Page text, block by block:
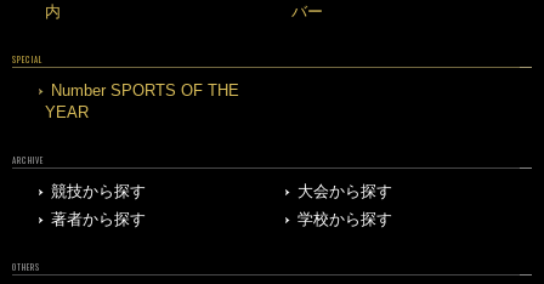
内
バー
SPECIAL
Number SPORTS OF THE
YEAR
ARCHIVE
競技から探す
大会から探す
著者から探す
学校から探す
OTHERS